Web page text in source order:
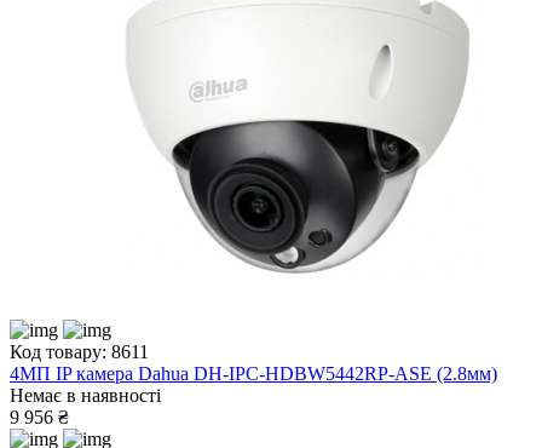
Код товару: 8611
4МП IP камера Dahua DH-IPC-HDBW5442RP-ASE (2.8мм)
Немає в наявності
9 956 ₴